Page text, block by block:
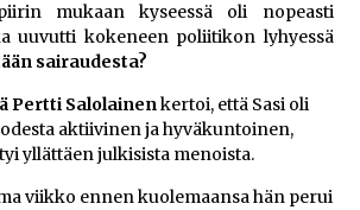
mukaan kyseessä oli nopeasti
uuvutti kokeneen poliitikon lyhyessä
sairaudesta?
Pertti Salolainenkertoi, että Sasi oli
aktiivinen ja hyväkuntoinen,
yllättäen julkisista menoista.
viikko ennen kuolemaansa hän perui